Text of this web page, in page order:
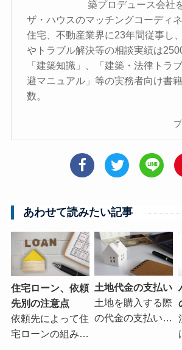
築プロデュース会社
ザ・ハウスのマッチングコーディネ
住宅、不動産業界に23年間従事し
やトラブル解決等の相談実績は
「建築知識」、「建築・法律トラ
避マニュアル」等の実務者向け書
数。
あわせて読みたい記事
住宅ローン、依頼
先別の注意点
依頼先によって住
宅ローンの組み…
土地代金の支払い
土地を購入する際
の代金の支払い…